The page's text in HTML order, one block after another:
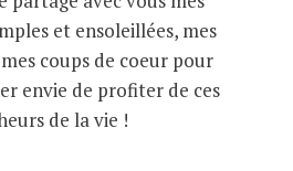
et ensoleillées, mes
coups de coeur pour
envie de profiter de ces
de la vie !